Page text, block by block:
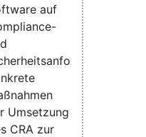
auf
Umsetzung
CRA zur